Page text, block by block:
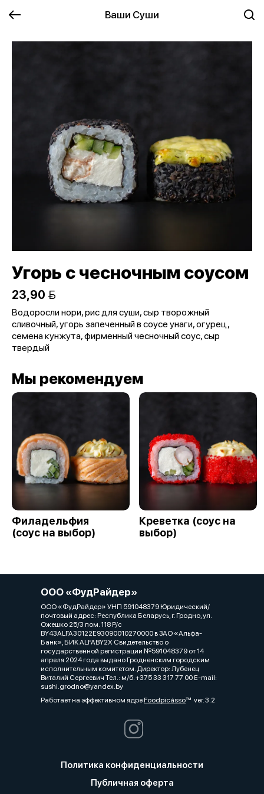
Ваши Суши
Угорь с чесночным соусом
23,90 
Водоросли нори, рис для суши, сыр творожный
сливочный, угорь запеченный в соусе унаги, огурец,
семена кунжута, фирменный чесночный соус, сыр
твердый
Мы рекомендуем
Филадельфия
(соус на выбор)
Креветка (соус на
выбор)
ООО «ФудРайдер»
ООО «ФудРайдер» УНП 591048379 Юридический/
почтовый адрес: Республика Беларусь, г. Гродно, ул.
Ожешко 25/3 пом. 118 Р/с
BY43ALFA30122E93090010270000 в ЗАО «Альфа-
Банк», БИК ALFABY2X Свидетельство о
государственной регистрации №591048379 от 14
апреля 2024 года выдано Гродненским городским
исполнительным комитетом. Директор: Лубенец
Виталий Сергеевич Тел.: м/б. +375 33 317 77 00 E-mail:
sushi.grodno@yandex.by
Работает на эффективном ядреFoodpicássover. 3.2
Политика конфиденциальности
Публичная оферта